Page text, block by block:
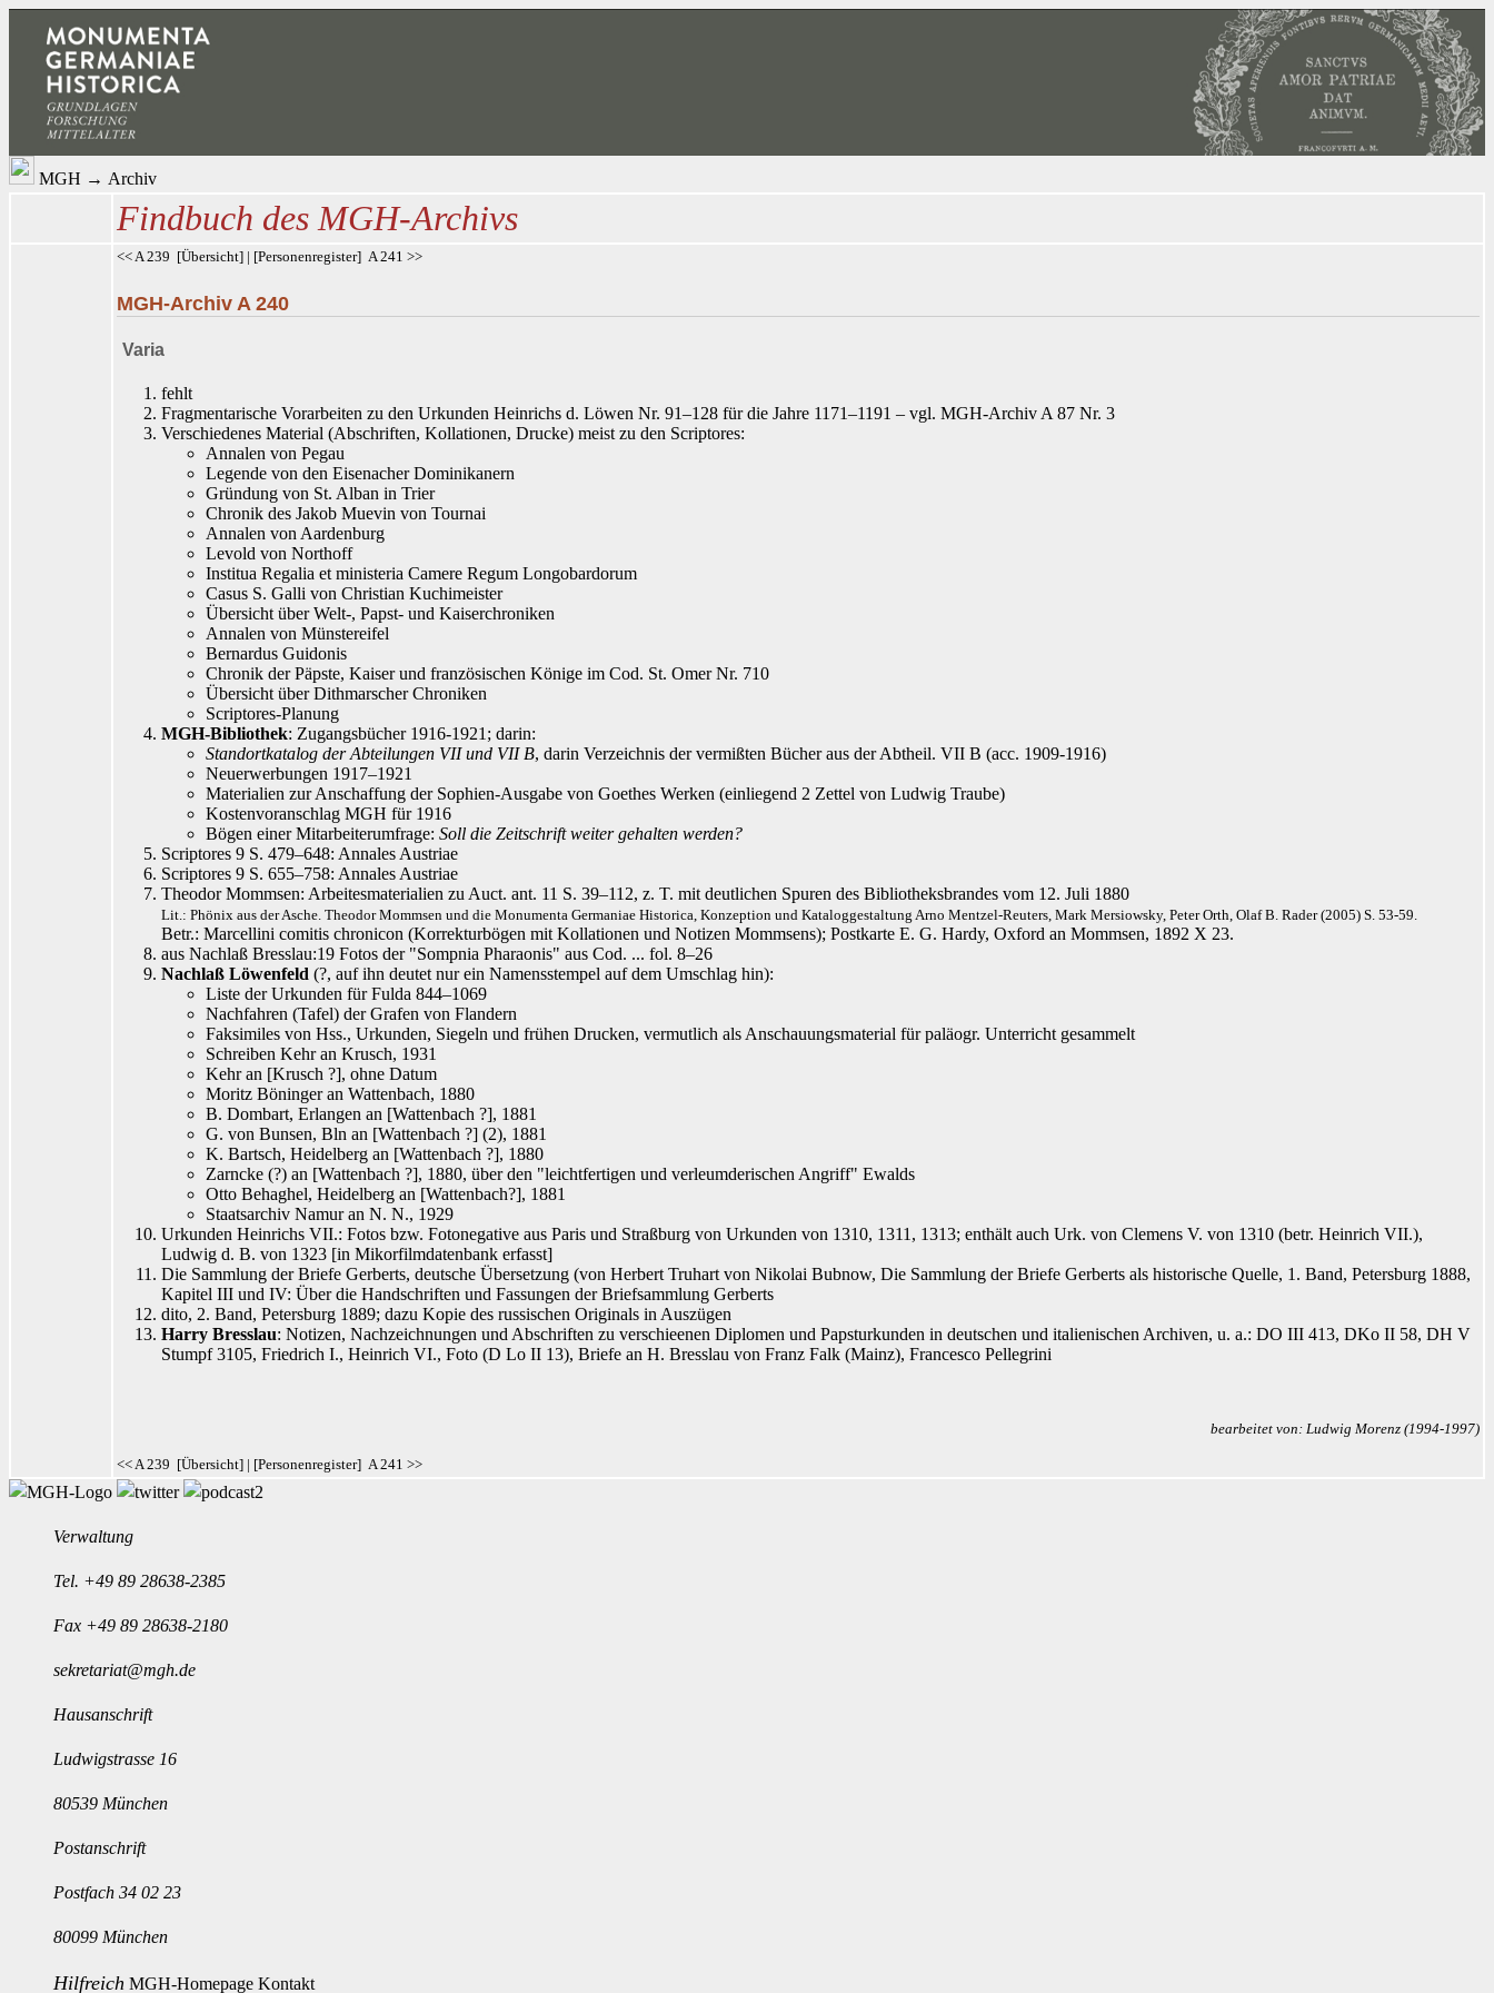
MGH → Archiv
Findbuch des MGH-Archivs
<< A 239 [Übersicht] | [Personenregister] A 241 >>
MGH-Archiv A 240
Varia
fehlt
Fragmentarische Vorarbeiten zu den Urkunden Heinrichs d. Löwen Nr. 91–128 für die Jahre 1171–1191 – vgl. MGH-Archiv A 87 Nr. 3
Verschiedenes Material (Abschriften, Kollationen, Drucke) meist zu den Scriptores:
Annalen von Pegau
Legende von den Eisenacher Dominikanern
Gründung von St. Alban in Trier
Chronik des Jakob Muevin von Tournai
Annalen von Aardenburg
Levold von Northoff
Institua Regalia et ministeria Camere Regum Longobardorum
Casus S. Galli von Christian Kuchimeister
Übersicht über Welt-, Papst- und Kaiserchroniken
Annalen von Münstereifel
Bernardus Guidonis
Chronik der Päpste, Kaiser und französischen Könige im Cod. St. Omer Nr. 710
Übersicht über Dithmarscher Chroniken
Scriptores-Planung
MGH-Bibliothek: Zugangsbücher 1916-1921; darin:
Standortkatalog der Abteilungen VII und VII B, darin Verzeichnis der vermißten Bücher aus der Abtheil. VII B (acc. 1909-1916)
Neuerwerbungen 1917–1921
Materialien zur Anschaffung der Sophien-Ausgabe von Goethes Werken (einliegend 2 Zettel von Ludwig Traube)
Kostenvoranschlag MGH für 1916
Bögen einer Mitarbeiterumfrage: Soll die Zeitschrift weiter gehalten werden?
Scriptores 9 S. 479–648: Annales Austriae
Scriptores 9 S. 655–758: Annales Austriae
Theodor Mommsen: Arbeitesmaterialien zu Auct. ant. 11 S. 39–112, z. T. mit deutlichen Spuren des Bibliotheksbrandes vom 12. Juli 1880
Lit.: Phönix aus der Asche. Theodor Mommsen und die Monumenta Germaniae Historica, Konzeption und Kataloggestaltung Arno Mentzel-Reuters, Mark Mersiowsky, Peter Orth, Olaf B. Rader (2005) S. 53-59
Betr.: Marcellini comitis chronicon (Korrekturbögen mit Kollationen und Notizen Mommsens); Postkarte E. G. Hardy, Oxford an Mommsen, 1892 X 23.
aus Nachlaß Bresslau:19 Fotos der "Sompnia Pharaonis" aus Cod. ... fol. 8–26
Nachlaß Löwenfeld (?, auf ihn deutet nur ein Namensstempel auf dem Umschlag hin):
Liste der Urkunden für Fulda 844–1069
Nachfahren (Tafel) der Grafen von Flandern
Faksimiles von Hss., Urkunden, Siegeln und frühen Drucken, vermutlich als Anschauungsmaterial für paläogr. Unterricht gesammelt
Schreiben Kehran Krusch, 1931
Kehran [Krusch ?], ohne Datum
Moritz Böningeran Wattenbach, 1880
B. Dombart, Erlangen an [Wattenbach ?], 1881
G. von Bunsen, Bln an [Wattenbach ?] (2), 1881
K. Bartsch, Heidelberg an [Wattenbach ?], 1880
Zarncke (?) an [Wattenbach ?], 1880, über den "leichtfertigen und verleumderischen Angriff" Ewalds
Otto Behaghel, Heidelberg an [Wattenbach?], 1881
Staatsarchiv Namur an N. N., 1929
Urkunden Heinrichs VII.: Fotos bzw. Fotonegative aus Paris und Straßburg von Urkunden von 1310, 1311, 1313; enthält auch Urk. von Clemens V. von 1310 (betr. Heinrich VII.),
Ludwig d. B. von 1323 [in Mikorfilmdatenbank erfasst]
Die Sammlung der Briefe Gerberts, deutsche Übersetzung (von Herbert Truhart von Nikolai Bubnow, Die Sammlung der Briefe Gerberts als historische Quelle, 1. Band, Petersburg 1888,
Kapitel III und IV: Über die Handschriften und Fassungen der Briefsammlung Gerberts
dito, 2. Band, Petersburg 1889; dazu Kopie des russischen Originals in Auszügen
Harry Bresslau: Notizen, Nachzeichnungen und Abschriften zu verschieenen Diplomen und Papsturkunden in deutschen und italienischen Archiven, u. a.: DO III 413, DKo II 58, DH V
Stumpf3105, Friedrich I., Heinrich VI., Foto (D Lo II 13), Briefe an H. Bresslau von Franz Falk (Mainz), Francesco Pellegrini
bearbeitet von: Ludwig Morenz (1994-1997)
<< A 239 [Übersicht] | [Personenregister] A 241 >>
Verwaltung
Tel. +49 89 28638-2385
Fax +49 89 28638-2180
sekretariat@mgh.de
Hausanschrift
Ludwigstrasse 16
80539 München
Postanschrift
Postfach 34 02 23
80099 München
Hilfreich MGH-Homepage Kontakt